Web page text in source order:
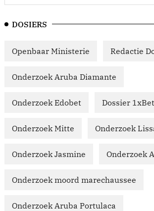
DOSIERS
Openbaar Ministerie Redactie
Onderzoek Aruba Diamante
Onderzoek Edobet Dossier 1xBet
Onderzoek Mitte Onderzoek
Onderzoek Jasmine Onderzoek
Onderzoek moord marechaussee
Onderzoek Aruba Portulaca